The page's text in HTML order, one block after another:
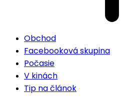
Obchod
Facebooková skupina
Počasie
V kinách
Tip na článok